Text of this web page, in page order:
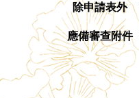
除申請表外
應備審查附件